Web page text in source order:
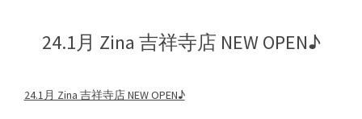
24.1月 Zina 吉祥寺店 NEW OPEN♪
24.1月 Zina 吉祥寺店 NEW OPEN♪